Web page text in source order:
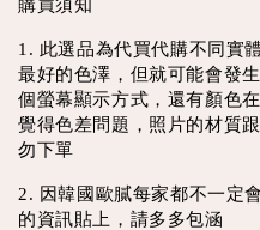
購買須知
1. 此選品為代買代購不同實
最好的色澤，但就可能會發
個螢幕顯示方式，還有顏色
覺得色差問題，照片的材質
勿下單
2. 因韓國歐膩每家都不一定
的資訊貼上，請多多包涵